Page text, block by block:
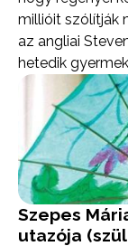
millióit szólítják
az angliai
hetedik
Szepes
utazója